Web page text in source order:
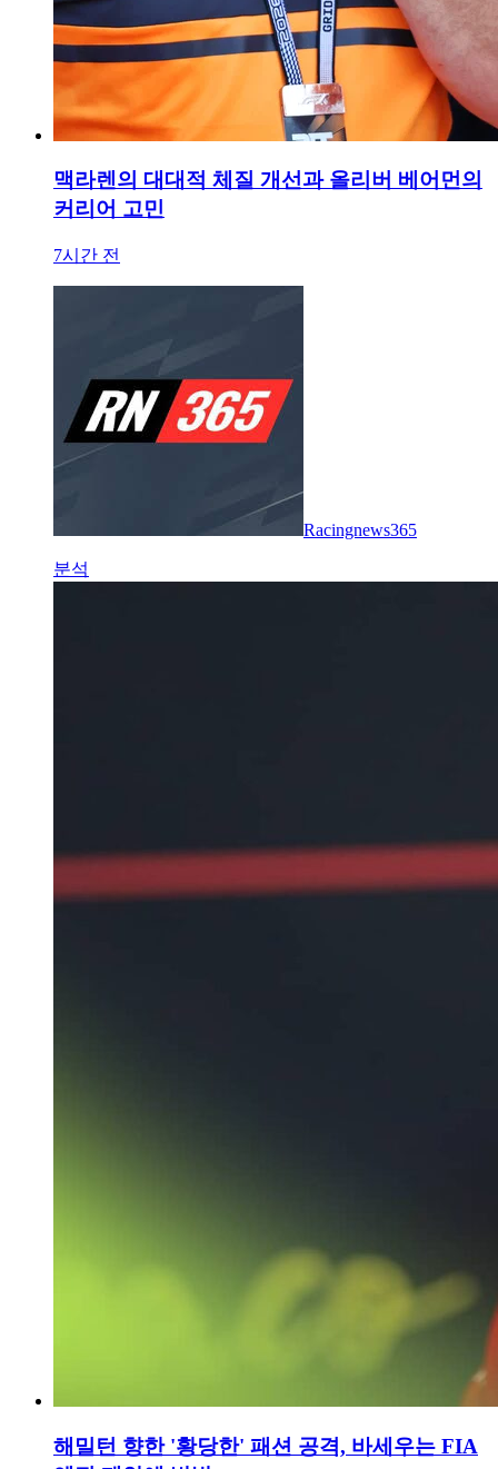
맥라렌의 대대적 체질 개선과 올리버 베어먼의
커리어 고민
7시간 전
Racingnews365
분석
해밀턴 향한 '황당한' 패션 공격, 바세우는 FIA